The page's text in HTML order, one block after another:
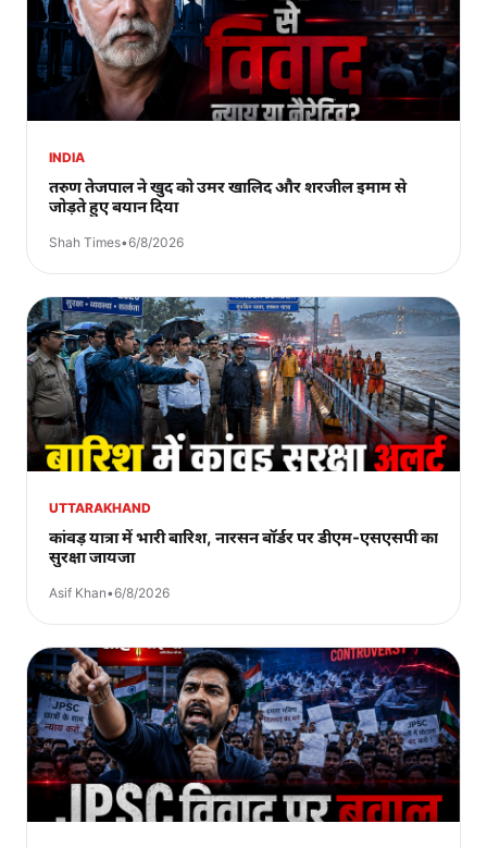
INDIA
तरुण तेजपाल ने खुद को उमर खालिद और शरजील इमाम से
जोड़ते हुए बयान दिया
Shah Times•6/8/2026
UTTARAKHAND
कांवड़ यात्रा में भारी बारिश, नारसन बॉर्डर पर डीएम-एसएसपी का
सुरक्षा जायजा
Asif Khan•6/8/2026